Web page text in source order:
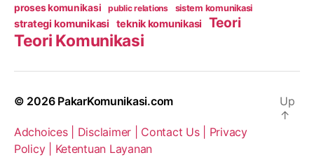
proses komunikasi public relations sistem komunikasi
strategi komunikasi teknik komunikasi Teori
Teori Komunikasi
© 2026 PakarKomunikasi.com
Adchoices | Disclaimer | Contact Us | Privacy
Policy | Ketentuan Layanan
Up
↑